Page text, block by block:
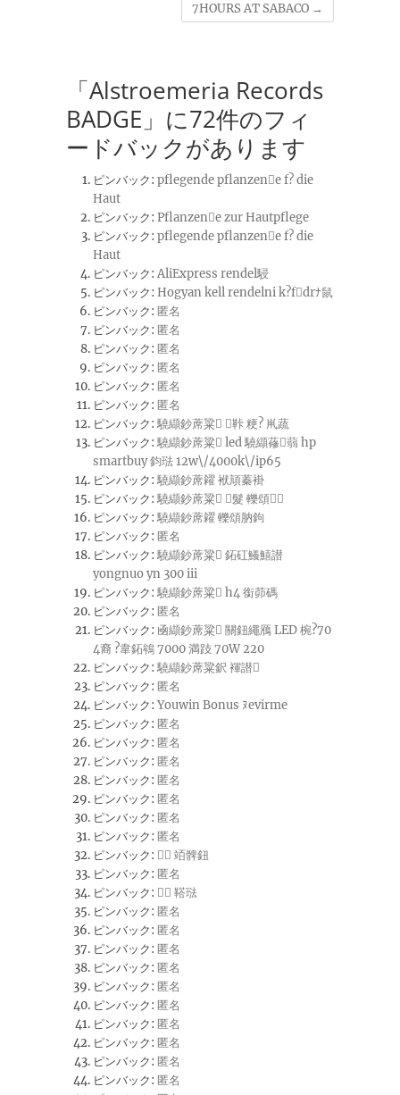
7HOURS AT SABACO →
「Alstroemeria Records
BADGE」に72件のフィ
ードバックがあります
ピンバック: pflegende pflanzene f? die
Haut
ピンバック: Pflanzene zur Hautpflege
ピンバック: pflegende pflanzene f? die
Haut
ピンバック: AliExpress rendel駸
ピンバック: Hogyan kell rendelni k?fdrﾅ鼠
ピンバック: 匿名
ピンバック: 匿名
ピンバック: 匿名
ピンバック: 匿名
ピンバック: 匿名
ピンバック: 匿名
ピンバック: 驍纈鈔蓆粱 鞐 粳? 鼡蔬
ピンバック: 驍纈鈔蓆粱 led 驍纈蓚蒻 hp
smartbuy 鈞琺 12w\/4000k\/ip65
ピンバック: 驍纈鈔蓆糴 袱頏蓁褂
ピンバック: 驍纈鈔蓆粱 髮 轢頌
ピンバック: 驍纈鈔蓆糴 轢頌肭鉤
ピンバック: 匿名
ピンバック: 驍纈鈔蓆粱 鉐矼鱶鱚譛
yongnuo yn 300 iii
ピンバック: 驍纈鈔蓆粱 h4 銜茆碼
ピンバック: 匿名
ピンバック: 凾纈鈔蓆粱 關鈕繩鴈 LED 椀?70
4裔 ?韋鉐鴾 7000 満跂 70W 220
ピンバック: 驍纈鈔蓆粱鈬 褌譛
ピンバック: 匿名
ピンバック: Youwin Bonus ﾇevirme
ピンバック: 匿名
ピンバック: 匿名
ピンバック: 匿名
ピンバック: 匿名
ピンバック: 匿名
ピンバック: 匿名
ピンバック: 匿名
ピンバック:  竡髀鈕
ピンバック: 匿名
ピンバック:  鞳琺
ピンバック: 匿名
ピンバック: 匿名
ピンバック: 匿名
ピンバック: 匿名
ピンバック: 匿名
ピンバック: 匿名
ピンバック: 匿名
ピンバック: 匿名
ピンバック: 匿名
ピンバック: 匿名